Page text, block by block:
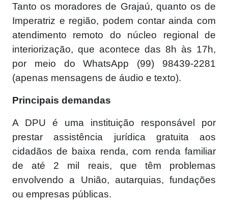
Tanto os moradores de Grajaú, quanto os de
Imperatriz e região, podem contar ainda com
atendimento remoto do núcleo regional de
interiorização, que acontece das 8h às 17h,
por meio do WhatsApp (99) 98439-2281
(apenas mensagens de áudio e texto).
Principais demandas
A DPU é uma instituição responsável por
prestar assistência jurídica gratuita aos
cidadãos de baixa renda, com renda familiar
de até 2 mil reais, que têm problemas
envolvendo a União, autarquias, fundações
ou empresas públicas.